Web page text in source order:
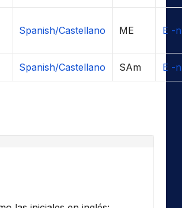
Spanish/Castellano ME E -n
Spanish/Castellano SAm E -n